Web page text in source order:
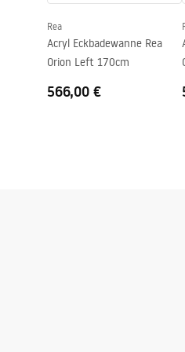
Rea
Acryl Eckbadewanne Rea
Orion Left 170cm
566,00 €